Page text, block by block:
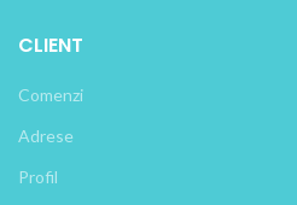
CLIENT
Comenzi
Adrese
Profil